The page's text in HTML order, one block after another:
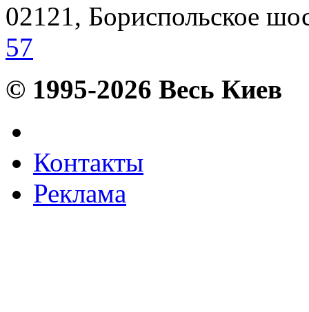
02121, Бориспольское
57
© 1995-2026 Весь Киев
Контакты
Реклама